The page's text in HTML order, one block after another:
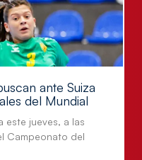
ante Suiza
del Mundial
este jueves, a las
Campeonato del